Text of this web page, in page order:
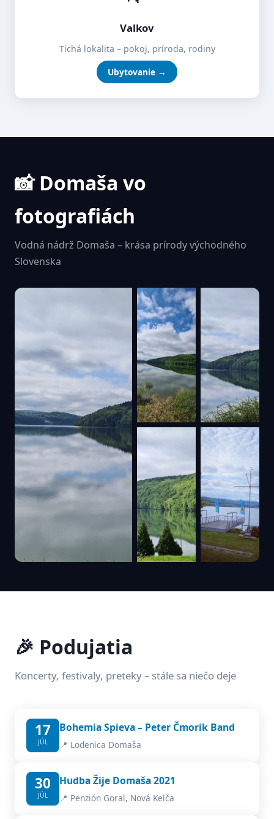
Valkov
Tichá lokalita – pokoj, príroda, rodiny
Ubytovanie →
📸 Domaša vo
fotografiách
Vodná nádrž Domaša – krása prírody východného
Slovenska
🎉 Podujatia
Koncerty, festivaly, preteky – stále sa niečo deje
17
JÚL
Bohemia Spieva – Peter Čmorik Band
📍 Lodenica Domaša
30
JÚL
Hudba Žije Domaša 2021
📍 Penzión Goral, Nová Kelča